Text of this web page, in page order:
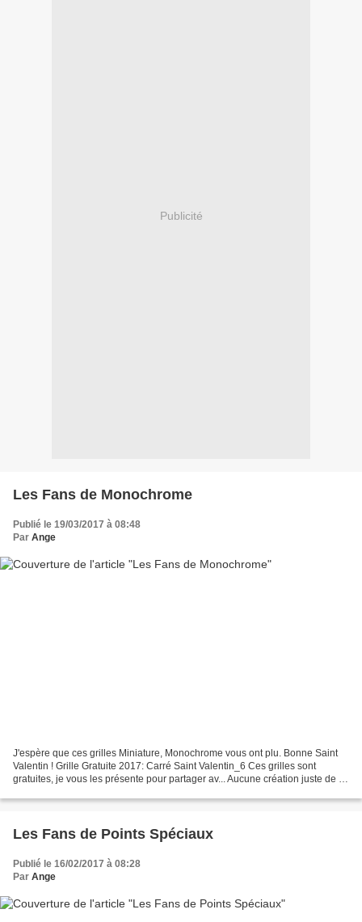
Publicité
Les Fans de Monochrome
Publié le 19/03/2017 à 08:48
Par Ange
J'espère que ces grilles Miniature, Monochrome vous ont plu. Bonne Saint
Valentin ! Grille Gratuite 2017: Carré Saint Valentin_6 Ces grilles sont
gratuites, je vous les présente pour partager av... Aucune création juste de la
Les Fans de Points Spéciaux
Publié le 16/02/2017 à 08:28
Par Ange